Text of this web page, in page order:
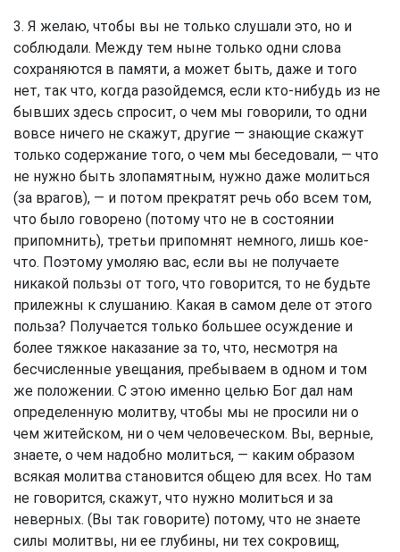
3. Я желаю, чтобы вы не только слушали это, но и
соблюдали. Между тем ныне только одни слова
сохраняются в памяти, а может быть, даже и того
нет, так что, когда разойдемся, если кто-нибудь из не
бывших здесь спросит, о чем мы говорили, то одни
вовсе ничего не скажут, другие — знающие скажут
только содержание того, о чем мы беседовали, — что
не нужно быть злопамятным, нужно даже молиться
(за врагов), — и потом прекратят речь обо всем том,
что было говорено (потому что не в состоянии
припомнить), третьи припомнят немного, лишь кое-
что. Поэтому умоляю вас, если вы не получаете
никакой пользы от того, что говорится, то не будьте
прилежны к слушанию. Какая в самом деле от этого
польза? Получается только большее осуждение и
более тяжкое наказание за то, что, несмотря на
бесчисленные увещания, пребываем в одном и том
же положении. С этою именно целью Бог дал нам
определенную молитву, чтобы мы не просили ни о
чем житейском, ни о чем человеческом. Вы, верные,
знаете, о чем надобно молиться, — каким образом
всякая молитва становится общею для всех. Но там
не говорится, скажут, что нужно молиться и за
неверных. (Вы так говорите) потому, что не знаете
силы молитвы, ни ее глубины, ни тех сокровищ,